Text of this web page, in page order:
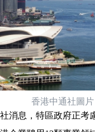
香港中通社圖片
息，特區政府正考慮